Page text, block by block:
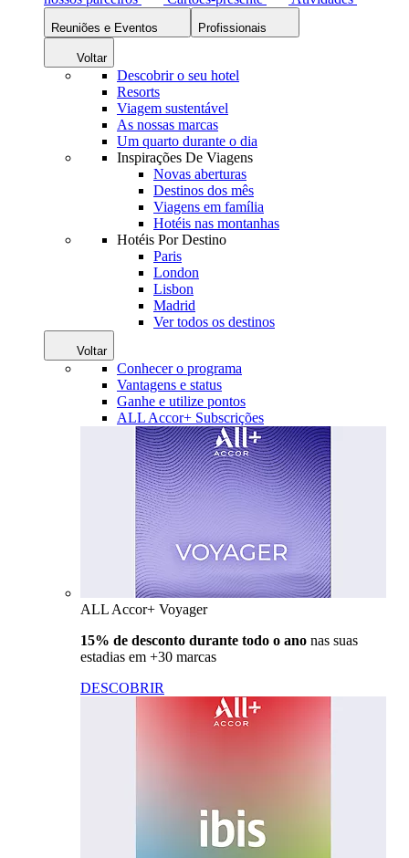
Reuniões e Eventos Profissionais
Voltar
Descobrir o seu hotel
Resorts
Viagem sustentável
As nossas marcas
Um quarto durante o dia
Inspirações De Viagens
Novas aberturas
Destinos dos mês
Viagens em família
Hotéis nas montanhas
Hotéis Por Destino
Paris
London
Lisbon
Madrid
Ver todos os destinos
Voltar
Conhecer o programa
Vantagens e status
Ganhe e utilize pontos
ALL Accor+ Subscrições
ALL Accor+ Voyager
15% de desconto durante todo o ano nas suas
estadias em +30 marcas
DESCOBRIR